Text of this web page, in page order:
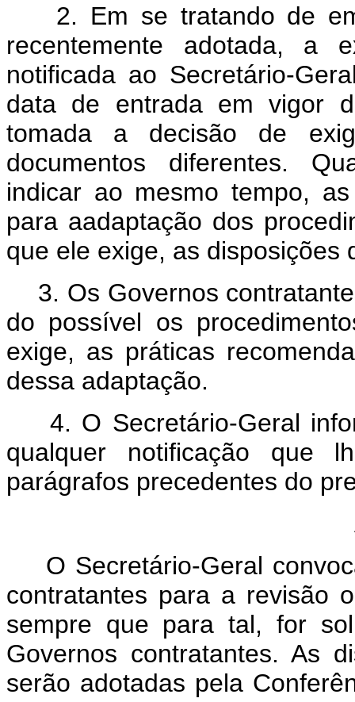
2. Em se tratando de
recentemente adotada, a
notificada ao Secretário-
data de entrada em vigor
tomada a decisão de
documentos diferentes.
indicar ao mesmo tempo,
para aadaptação dos
que ele exige, as disposições
3. Os Governos
do possível os
exige, as práticas
dessa adaptação.
4. O Secretário-Geral
qualquer notificação que
parágrafos precedentes do
O Secretário-Geral
contratantes para a revisão
sempre que para tal, for
Governos contratantes. As
serão adotadas pela